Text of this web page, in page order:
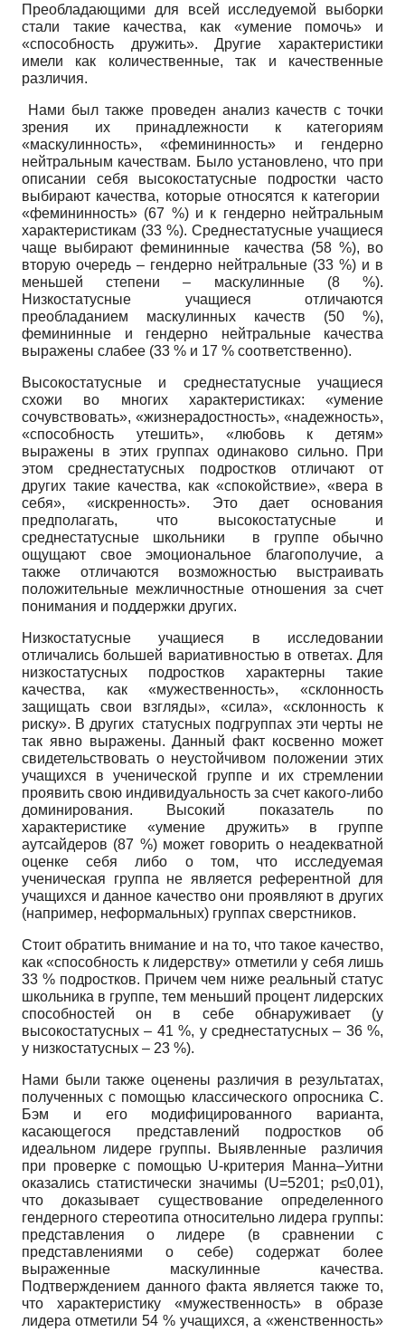
Преобладающими для всей исследуемой выборки
стали такие качества, как «умение помочь» и
«способность дружить». Другие характеристики
имели как количественные, так и качественные
различия.
Нами был также проведен анализ качеств с точки
зрения их принадлежности к категориям
«маскулинность», «фемининность» и гендерно
нейтральным качествам. Было установлено, что при
описании себя высокостатусные подростки часто
выбирают качества, которые относятся к категории
«фемининность» (67 %) и к гендерно нейтральным
характеристикам (33 %). Среднестатусные учащиеся
чаще выбирают фемининные качества (58 %), во
вторую очередь – гендерно нейтральные (33 %) и в
меньшей степени – маскулинные (8 %).
Низкостатусные учащиеся отличаются
преобладанием маскулинных качеств (50 %),
фемининные и гендерно нейтральные качества
выражены слабее (33 % и 17 % соответственно).
Высокостатусные и среднестатусные учащиеся
схожи во многих характеристиках: «умение
сочувствовать», «жизнерадостность», «надежность»,
«способность утешить», «любовь к детям»
выражены в этих группах одинаково сильно. При
этом среднестатусных подростков отличают от
других такие качества, как «спокойствие», «вера в
себя», «искренность». Это дает основания
предполагать, что высокостатусные и
среднестатусные школьники в группе обычно
ощущают свое эмоциональное благополучие, а
также отличаются возможностью выстраивать
положительные межличностные отношения за счет
понимания и поддержки других.
Низкостатусные учащиеся в исследовании
отличались большей вариативностью в ответах. Для
низкостатусных подростков характерны такие
качества, как «мужественность», «склонность
защищать свои взгляды», «сила», «склонность к
риску». В других статусных подгруппах эти черты не
так явно выражены. Данный факт косвенно может
свидетельствовать о неустойчивом положении этих
учащихся в ученической группе и их стремлении
проявить свою индивидуальность за счет какого-либо
доминирования. Высокий показатель по
характеристике «умение дружить» в группе
аутсайдеров (87 %) может говорить о неадекватной
оценке себя либо о том, что исследуемая
ученическая группа не является референтной для
учащихся и данное качество они проявляют в других
(например, неформальных) группах сверстников.
Стоит обратить внимание и на то, что такое качество,
как «способность к лидерству» отметили у себя лишь
33 % подростков. Причем чем ниже реальный статус
школьника в группе, тем меньший процент лидерских
способностей он в себе обнаруживает (у
высокостатусных – 41 %, у среднестатусных – 36 %,
у низкостатусных – 23 %).
Нами были также оценены различия в результатах,
полученных с помощью классического опросника С.
Бэм и его модифицированного варианта,
касающегося представлений подростков об
идеальном лидере группы. Выявленные различия
при проверке с помощью U-критерия Манна–Уитни
оказались статистически значимы (U=5201; p≤0,01),
что доказывает существование определенного
гендерного стереотипа относительно лидера группы:
представления о лидере (в сравнении с
представлениями о себе) содержат более
выраженные маскулинные качества.
Подтверждением данного факта является также то,
что характеристику «мужественность» в образе
лидера отметили 54 % учащихся, а «женственность»